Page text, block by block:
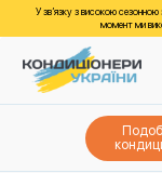
У зв’язку з високою
момент ми